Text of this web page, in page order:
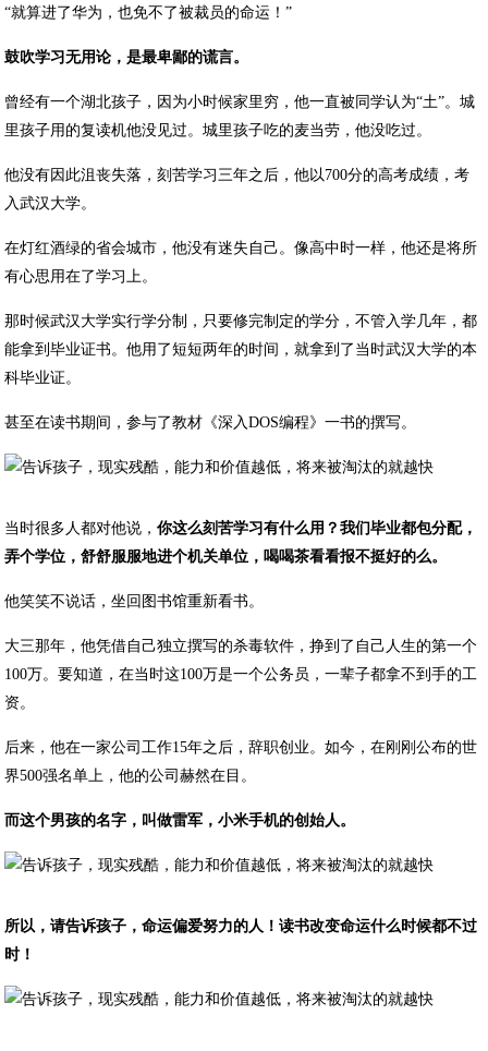
“就算进了华为，也免不了被裁员的命运！”
鼓吹学习无用论，是最卑鄙的谎言。
曾经有一个湖北孩子，因为小时候家里穷，他一直被同学认为“土”。城
里孩子用的复读机他没见过。城里孩子吃的麦当劳，他没吃过。
他没有因此沮丧失落，刻苦学习三年之后，他以700分的高考成绩，考
入武汉大学。
在灯红酒绿的省会城市，他没有迷失自己。像高中时一样，他还是将所
有心思用在了学习上。
那时候武汉大学实行学分制，只要修完制定的学分，不管入学几年，都
能拿到毕业证书。他用了短短两年的时间，就拿到了当时武汉大学的本
科毕业证。
甚至在读书期间，参与了教材《深入DOS编程》一书的撰写。
当时很多人都对他说，你这么刻苦学习有什么用？我们毕业都包分配，
弄个学位，舒舒服服地进个机关单位，喝喝茶看看报不挺好的么。
他笑笑不说话，坐回图书馆重新看书。
大三那年，他凭借自己独立撰写的杀毒软件，挣到了自己人生的第一个
100万。要知道，在当时这100万是一个公务员，一辈子都拿不到手的工
资。
后来，他在一家公司工作15年之后，辞职创业。如今，在刚刚公布的世
界500强名单上，他的公司赫然在目。
而这个男孩的名字，叫做雷军，小米手机的创始人。
所以，请告诉孩子，命运偏爱努力的人！读书改变命运什么时候都不过
时！